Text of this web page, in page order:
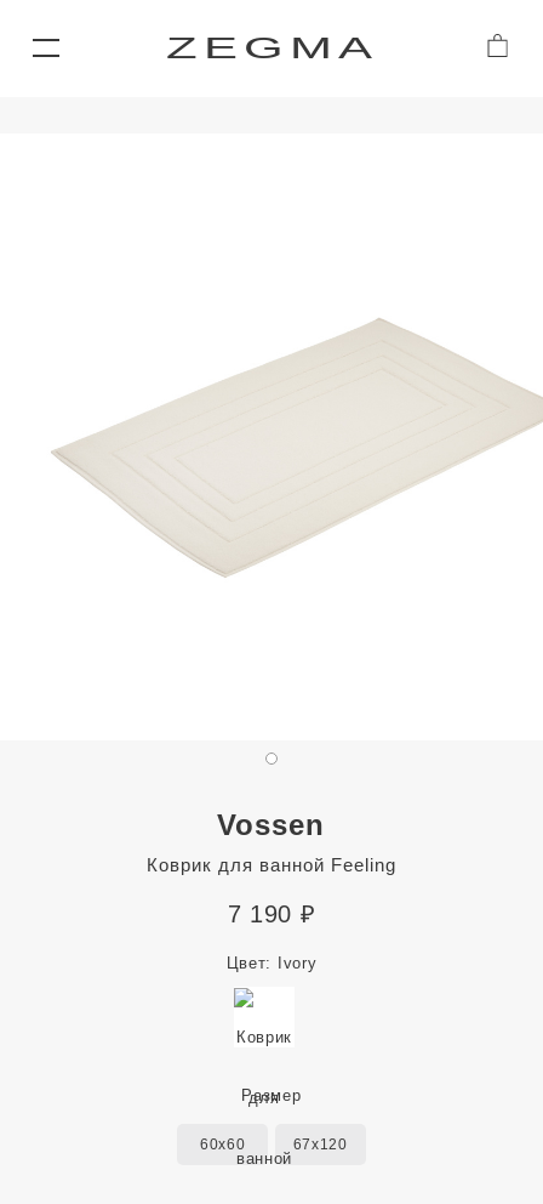
ZEGMA
Vossen
Коврик для ванной Feeling
7 190 ₽
Цвет: Ivory
Размер
60x60 67x120